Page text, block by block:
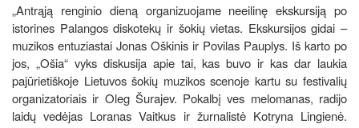
„Antrąją renginio dieną organizuojame neeilinę ekskursiją po
istorines Palangos diskotekų ir šokių vietas. Ekskursijos gidai –
muzikos entuziastai Jonas Oškinis ir Povilas Pauplys. Iš karto po
jos, „Ošia“ vyks diskusija apie tai, kas buvo ir kas dar laukia
pajūrietiškoje Lietuvos šokių muzikos scenoje kartu su festivalių
organizatoriais ir Oleg Šurajev. Pokalbį ves melomanas, radijo
laidų vedėjas Loranas Vaitkus ir žurnalistė Kotryna Lingienė.